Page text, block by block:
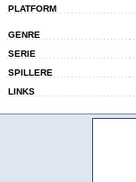
PLATFORM
GENRE
SERIE
SPILLERE
LINKS